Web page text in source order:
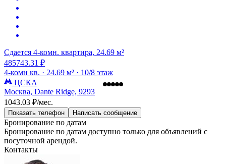
Сдается 4-комн. квартира, 24.69 м²
485743.31 ₽
4-комн кв. · 24.69 м² · 10/8 этаж
ЦСКА
Москва, Dante Ridge, 9293
1043.03 ₽/мес.
Показать телефон Написать сообщение
Бронирование по датам
Бронирование по датам доступно только для объявлений с
посуточной арендой.
Контакты